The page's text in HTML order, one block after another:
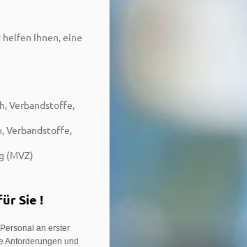
Ihnen, eine
Verbandstoffe,
Verbandstoffe,
(MVZ)
Sie !
an erster
Anforderungen und